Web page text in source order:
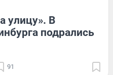
улицу». В
подрались
91